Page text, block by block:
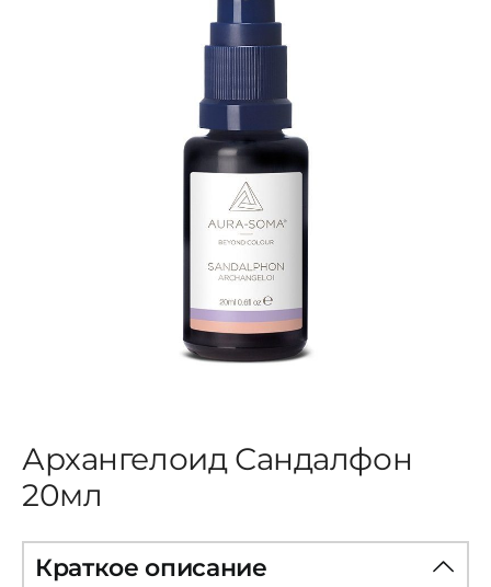
ЦВЕТОВАЯ ЭССЕНЦИЯ
УСЛУГИ
БЛОГ
Архангелоид Сандалфон
20мл
Краткое описание